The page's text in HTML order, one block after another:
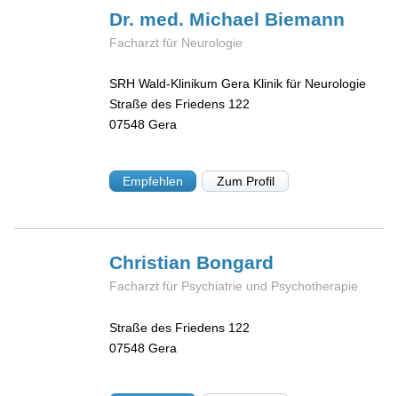
Dr. med. Michael Biemann
Facharzt für Neurologie
SRH Wald-Klinikum Gera Klinik für Neurologie
Straße des Friedens 122
07548 Gera
Empfehlen Zum Profil
Christian Bongard
Facharzt für Psychiatrie und Psychotherapie
Straße des Friedens 122
07548 Gera